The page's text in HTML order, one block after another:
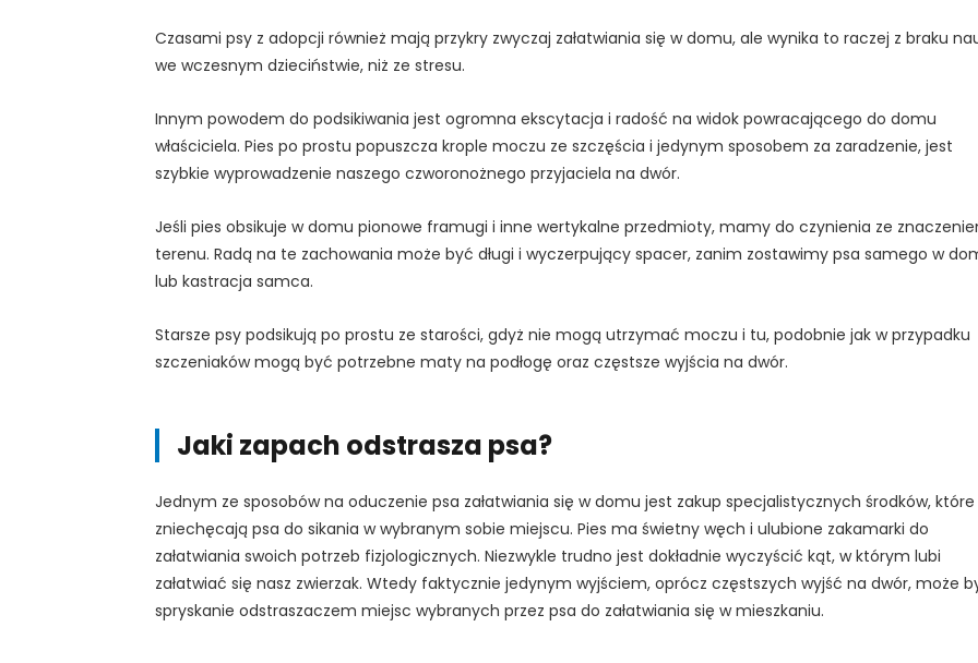
Czasami psy z adopcji również mają przykry zwyczaj załatwiania się w domu, ale wynika to raczej z braku
we wczesnym dzieciństwie, niż ze stresu.
Innym powodem do podsikiwania jest ogromna ekscytacja i radość na widok powracającego do domu
właściciela. Pies po prostu popuszcza krople moczu ze szczęścia i jedynym sposobem za zaradzenie, jest
szybkie wyprowadzenie naszego czworonożnego przyjaciela na dwór.
Jeśli pies obsikuje w domu pionowe framugi i inne wertykalne przedmioty, mamy do czynienia ze
terenu. Radą na te zachowania może być długi i wyczerpujący spacer, zanim zostawimy psa samego w
lub kastracja samca.
Starsze psy podsikują po prostu ze starości, gdyż nie mogą utrzymać moczu i tu, podobnie jak w przypadku
szczeniaków mogą być potrzebne maty na podłogę oraz częstsze wyjścia na dwór.
Jaki zapach odstrasza psa?
Jednym ze sposobów na oduczenie psa załatwiania się w domu jest zakup specjalistycznych środków, które
zniechęcają psa do sikania w wybranym sobie miejscu. Pies ma świetny węch i ulubione zakamarki do
załatwiania swoich potrzeb fizjologicznych. Niezwykle trudno jest dokładnie wyczyścić kąt, w którym lubi
załatwiać się nasz zwierzak. Wtedy faktycznie jedynym wyjściem, oprócz częstszych wyjść na dwór, może
spryskanie odstraszaczem miejsc wybranych przez psa do załatwiania się w mieszkaniu.